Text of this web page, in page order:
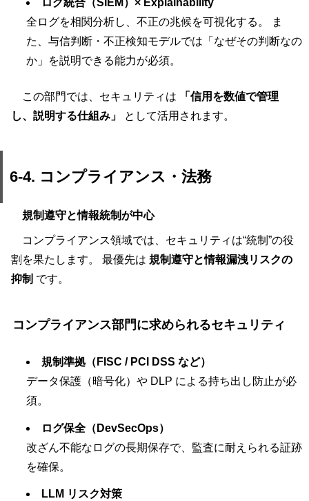
全ログを相関分析し、不正の兆候を可視化する。 ま
た、与信判断・不正検知モデルでは「なぜその判断なの
か」を説明できる能力が必須。
この部門では、セキュリティは
「信用を数値で管理
し、説明する仕組み」
として活用されます。
6-4. コンプライアンス・法務
規制遵守と情報統制が中心
コンプライアンス領域では、セキュリティは“統制”の役
割を果たします。 最優先は 規制遵守と情報漏洩リスクの
抑制 です。
コンプライアンス部門に求められるセキュリティ
規制準拠（FISC / PCI DSS など）
データ保護（暗号化）や DLP による持ち出し防止が必
須。
ログ保全（DevSecOps）
改ざん不能なログの長期保存で、監査に耐えられる証跡
を確保。
LLM リスク対策